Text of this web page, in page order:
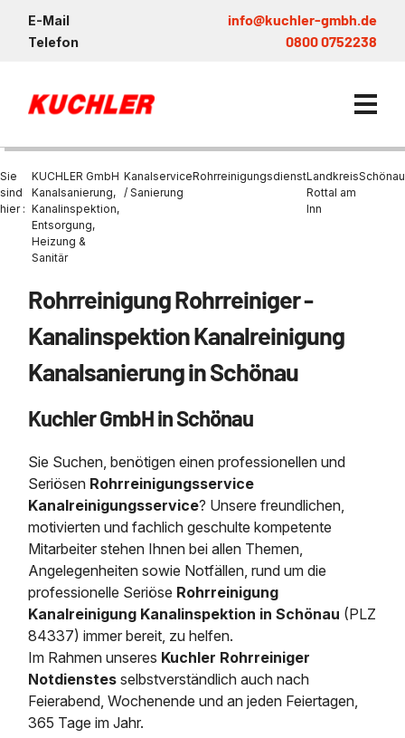
E-Mail info@kuchler-gmbh.de
Telefon 0800 0752238
Kanalservice / Sanierung
Großprofilsanierung
Schachtsanierung
GFK - Schachtliner
Kanalreinigung
Kanalinspektion
Grubenentleerung
24h Notdienst
Kosten Preise
Rohrreinigungsdienst
Wasserhaltung
Dükerreinigung
Entsorgung
Bohrschlamm
Entsorgung von
Chemisch physikalische
Behandlungsanlage
Entleerung und Reinigung
Grubenentleerung und
Sickerschacht Reinigung
Abfallzwischenlager
Austausch von
Schießstandsanierung -
Geschosssandfang
Mobile Schlamm-
Wartung und Vollservice
Prüfung &
Sanierung von
Fettabscheider
Saugbagger / Luftförderanlage
Be- und Entkiesen von
Entleerung von
Faultürmen per
Saugbagger für Tiefbau
Saugbagger und Pumpen
Fermenter-Entleerung
Regenrückhaltebecken
Entschlammung
Trockensaugen von
etc.
Weitere Services mit
Heizung / Sanitär
Wärmepumpen Zentrum
Brückenentwässerung
Tiefbau
Unternehmen
Nachhaltigkeit & Umwelt
Referenzen
News & Aktuelles
Zertifikate /
Stellenangebote
Kontakt
Sie
sind
hier :
KUCHLER GmbH
Kanalsanierung,
Kanalinspektion,
Entsorgung,
Heizung &
Sanitär
Kanalservice
/ Sanierung
RohrreinigungsdienstLandkreis
Rottal am
Inn
Schönau
Rohrreinigung Rohrreiniger -
Kanalinspektion Kanalreinigung
Kanalsanierung in Schönau
Kuchler GmbH in Schönau
Sie Suchen, benötigen einen professionellen und
Seriösen Rohrreinigungsservice
Kanalreinigungsservice? Unsere freundlichen,
motivierten und fachlich geschulte kompetente
Mitarbeiter stehen Ihnen bei allen Themen,
Angelegenheiten sowie Notfällen, rund um die
professionelle Seriöse Rohrreinigung
Kanalreinigung Kanalinspektion in Schönau (PLZ
84337) immer bereit, zu helfen.
Im Rahmen unseres Kuchler Rohrreiniger
Notdienstes selbstverständlich auch nach
Feierabend, Wochenende und an jeden Feiertagen,
365 Tage im Jahr.